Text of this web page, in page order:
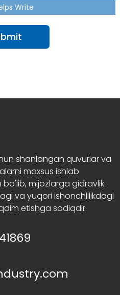
Write
shanlangan quvurlar va
maxsus ishlab
mijozlarga gidravlik
va yuqori ishonchlilikdagi
etishga sodiqdir.